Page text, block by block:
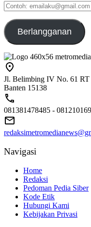
Contoh:
emailaku@gmail.com
Berlangganan
Jl. Belimbing IV No. 61 RT
Banten 15138
081381478485 -
Navigasi
Home
Redaksi
Pedoman Pedia Siber
Kode Etik
Hubungi Kami
Kebijakan Privasi